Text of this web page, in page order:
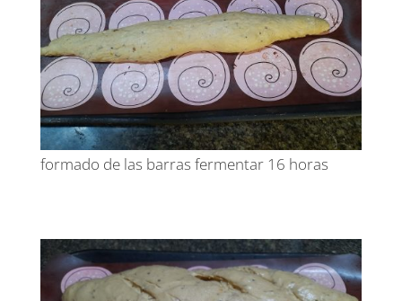
formado de las barras fermentar 16 horas